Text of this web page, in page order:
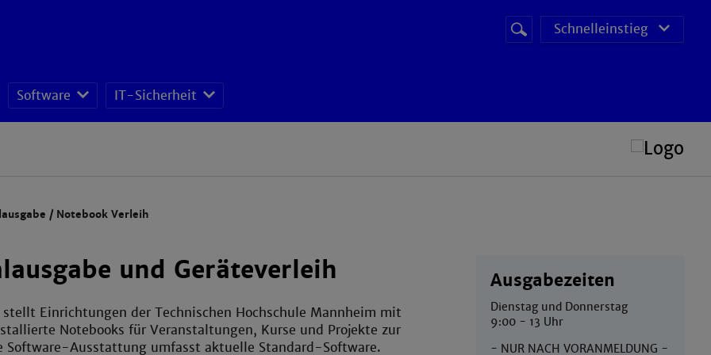
Suchbegriff
Suche
starten
Schnelleinstieg
Software IT-Sicherheit
/ Notebook Verleih
und Geräteverleih
stellt Einrichtungen der Technischen Hochschule Mannheim mit
Notebooks für Veranstaltungen, Kurse und Projekte zur
Software-Ausstattung umfasst aktuelle Standard-Software.
Ausgabezeiten
Dienstag und Donnerstag
9:00 - 13 Uhr
- NUR NACH VORANMELDUNG -